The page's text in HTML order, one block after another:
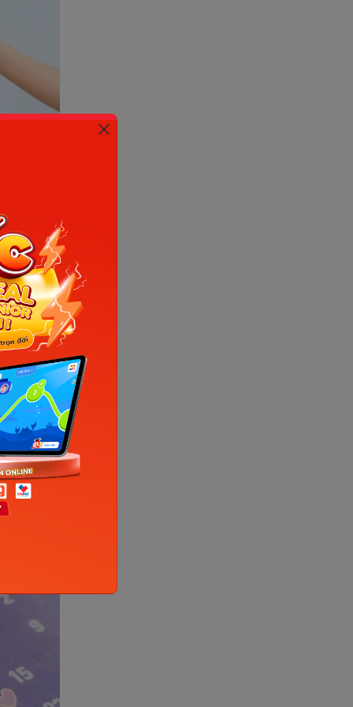
tầm
hướng
thai
phòng
khả
có tinh